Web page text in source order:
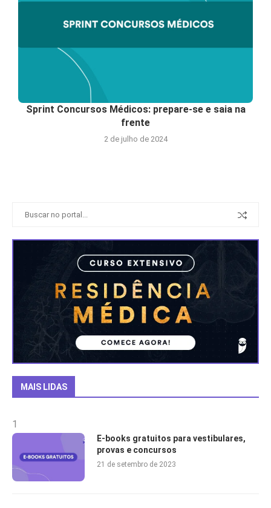
Sprint Concursos Médicos: prepare-se e saia na
frente
2 de julho de 2024
MAIS LIDAS
1
E-books gratuitos para vestibulares,
provas e concursos
21 de setembro de 2023